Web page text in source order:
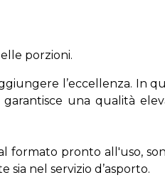
porzioni.
l’eccellenza. In
garantisce una qualità
formato pronto all'uso,
sia nel servizio d’asporto.